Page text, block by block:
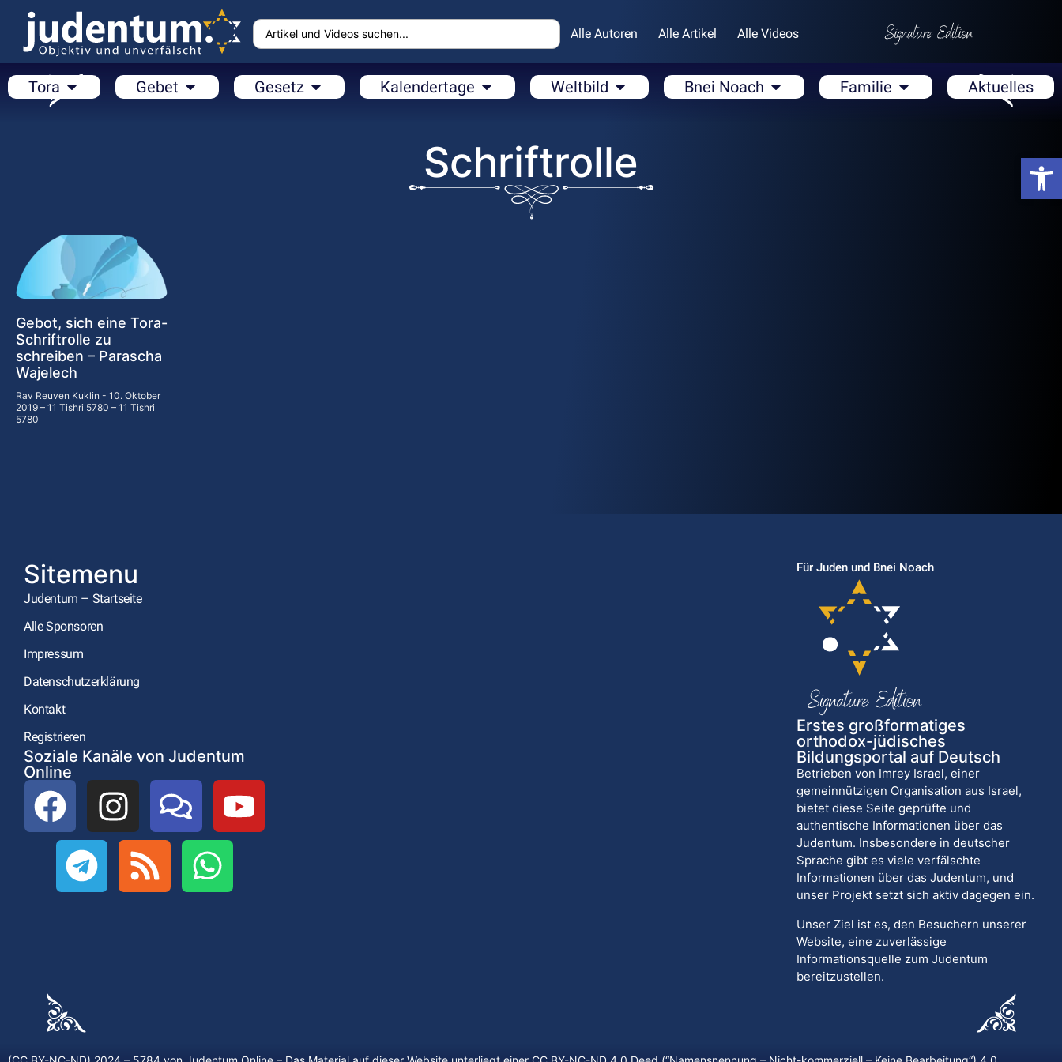
Alle Autoren Alle Artikel Alle Videos
Tora Gebet Gesetz Kalendertage Weltbild Bnei Noach Familie Aktuelles
Schriftrolle
Gebot, sich eine Tora-
Schriftrolle zu
schreiben – Parascha
Wajelech
Rav Reuven Kuklin
10. Oktober
2019 – 11 Tishri 5780 – 11 Tishri
5780
Sitemenu
Judentum – Startseite
Alle Sponsoren
Impressum
Datenschutzerklärung
Kontakt
Registrieren
Soziale Kanäle von Judentum
Online
Für Juden und Bnei Noach
Erstes großformatiges
orthodox-jüdisches
Bildungsportal auf Deutsch
Betrieben von Imrey Israel, einer
gemeinnützigen Organisation aus Israel,
bietet diese Seite geprüfte und
authentische Informationen über das
Judentum. Insbesondere in deutscher
Sprache gibt es viele verfälschte
Informationen über das Judentum, und
unser Projekt setzt sich aktiv dagegen ein.
Unser Ziel ist es, den Besuchern unserer
Website, eine zuverlässige
Informationsquelle zum Judentum
bereitzustellen.